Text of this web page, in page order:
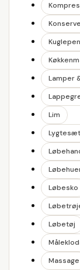
Kuglepen
Lamper
Lim
Lygtesæt
Løbesko
Løbetøj
Massage